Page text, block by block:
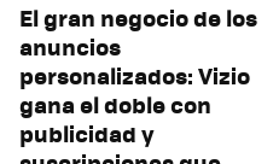
El gran negocio de los
anuncios
personalizados: Vizio
gana el doble con
publicidad y